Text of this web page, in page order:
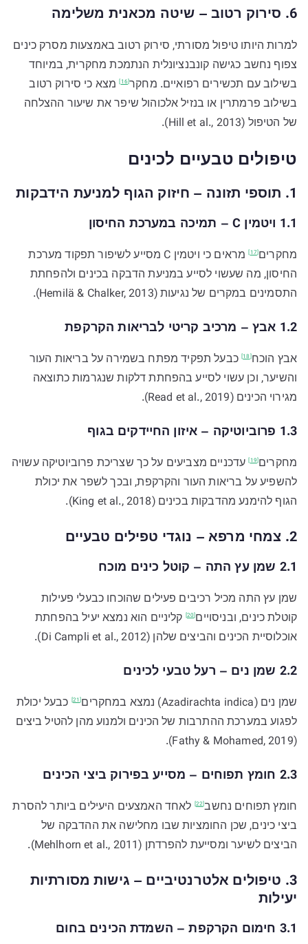
6. סירוק רטוב – שיטה מכאנית משלימה
למרות היותו טיפול מסורתי, סירוק רטוב באמצעות מסרק כינים
צפוף נחשב כגישה קונבנציונלית הנתמכת מחקרית, במיוחד
בשילוב עם תכשירים רפואיים. מחקר[16]
מצא כי סירוק רטוב
בשילוב פרמתרין או בנזיל אלכוהול שיפר את שיעור ההצלחה
של הטיפול (Hill et al., 2013).
טיפולים טבעיים לכינים
1. תוספי תזונה – חיזוק הגוף למניעת הידבקות
1.1 ויטמין C – תמיכה במערכת החיסון
מחקרים[17]
מראים כי ויטמין C מסייע לשיפור תפקוד מערכת
החיסון, מה שעשוי לסייע במניעת הדבקה בכינים ולהפחתת
התסמינים במקרים של נגיעות (Hemilä & Chalker, 2013).
1.2 אבץ – מרכיב קריטי לבריאות הקרקפת
אבץ הוכח[18]
כבעל תפקיד מפתח בשמירה על בריאות העור
והשיער, וכן עשוי לסייע בהפחתת דלקות שנגרמות כתוצאה
מגירוי הכינים (Read et al., 2019).
1.3 פרוביוטיקה – איזון החיידקים בגוף
מחקרים[19]
עדכניים מצביעים על כך שצריכת פרוביוטיקה עשויה
להשפיע על בריאות העור והקרקפת, ובכך לשפר את יכולת
הגוף להימנע מהדבקות בכינים (King et al., 2018).
2. צמחי מרפא – נוגדי טפילים טבעיים
2.1 שמן עץ התה – קוטל כינים מוכח
שמן עץ התה מכיל רכיבים פעילים שהוכחו כבעלי פעילות
קוטלת כינים, ובניסויים[20]
קליניים הוא נמצא יעיל בהפחתת
אוכלוסיית הכינים והביצים שלהן (Di Campli et al., 2012).
2.2 שמן נים – רעל טבעי לכינים
שמן נים (Azadirachta indica) נמצא במחקרים[21]
כבעל יכולת
לפגוע במערכת ההתרבות של הכינים ולמנוע מהן להטיל ביצים
(Fathy & Mohamed, 2019).
2.3 חומץ תפוחים – מסייע בפירוק ביצי הכינים
חומץ תפוחים נחשב[22]
לאחד האמצעים היעילים ביותר להסרת
ביצי כינים, שכן החומציות שבו מחלישה את ההדבקה של
הביצים לשיער ומסייעת להפרדתן (Mehlhorn et al., 2011).
3. טיפולים אלטרנטיביים – גישות מסורתיות
יעילות
3.1 חימום הקרקפת – השמדת הכינים בחום